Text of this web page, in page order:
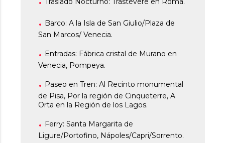
Barco: A la Isla de San Giulio/Plaza de
San Marcos/ Venecia.
Entradas: Fábrica cristal de Murano en
Venecia, Pompeya.
Paseo en Tren: Al Recinto monumental
de Pisa, Por la región de Cinqueterre, A
Orta en la Región de los Lagos.
Ferry: Santa Margarita de
Ligure/Portofino, Nápoles/Capri/Sorrento.